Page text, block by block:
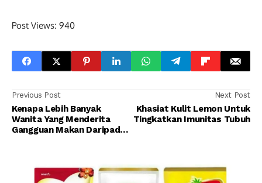
Post Views: 940
Previous Post
Kenapa Lebih Banyak
Wanita Yang Menderita
Gangguan Makan Daripada
Next Post
Khasiat Kulit Lemon Untuk
Tingkatkan Imunitas Tubuh